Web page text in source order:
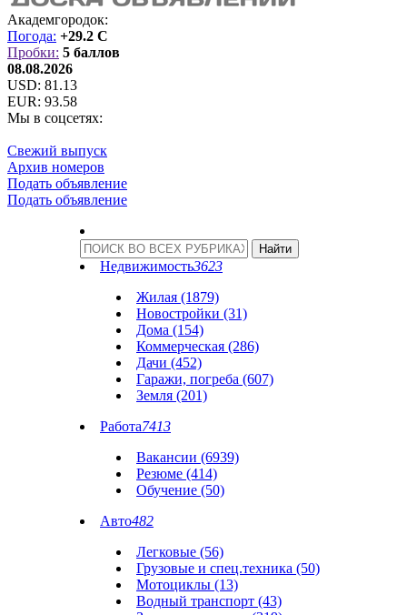
Академгородок:
Погода: +29.2 C
Пробки: 5 баллов
08.08.2026
USD: 81.13
EUR: 93.58
Мы в соцсетях:
Свежий выпуск
Архив номеров
Подать объявление
Подать объявление
Недвижимость3623
Жилая (1879)
Новостройки (31)
Дома (154)
Коммерческая (286)
Дачи (452)
Гаражи, погреба (607)
Земля (201)
Работа7413
Вакансии (6939)
Резюме (414)
Обучение (50)
Авто482
Легковые (56)
Грузовые и спец.техника (50)
Мотоциклы (13)
Водный транспорт (43)